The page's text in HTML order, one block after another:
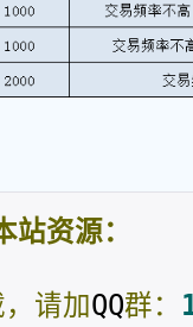
站资源：
请加QQ群：